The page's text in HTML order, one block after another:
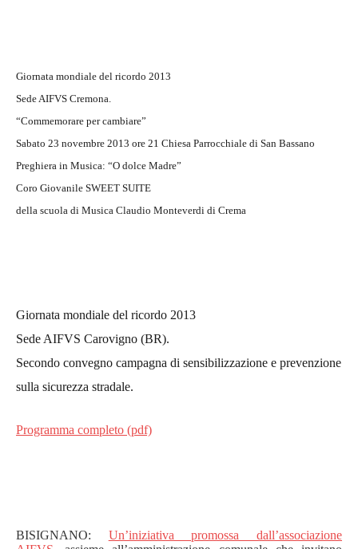
Giornata mondiale del ricordo 2013
Sede AIFVS Cremona.
“Commemorare per cambiare”
Sabato 23 novembre 2013 ore 21 Chiesa Parrocchiale di San Bassano
Preghiera in Musica: “O dolce Madre”
Coro Giovanile SWEET SUITE
della scuola di Musica Claudio Monteverdi di Crema
Giornata mondiale del ricordo 2013
Sede AIFVS Carovigno (BR).
Secondo convegno campagna di sensibilizzazione e prevenzione
sulla sicurezza stradale.
Programma completo (pdf)
BISIGNANO: Un’iniziativa promossa dall’associazione